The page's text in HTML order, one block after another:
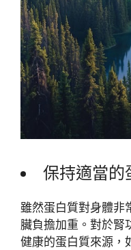
保持適當的
雖然蛋白質對身體非
臟負擔加重。對於腎
健康的蛋白質來源，